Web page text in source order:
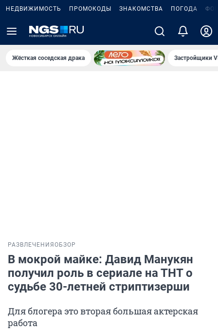
НЕДВИЖИМОСТЬ ПРОМОКОДЫ ЗНАКОМСТВА ПОГОДА
Жёсткая соседская драка Застройщики
РАЗВЛЕЧЕНИЯ ОБЗОР
В мокрой майке: Давид Манукян
получил роль в сериале на ТНТ о
судьбе 30-летней стриптизерши
Для блогера это вторая большая актерская
работа